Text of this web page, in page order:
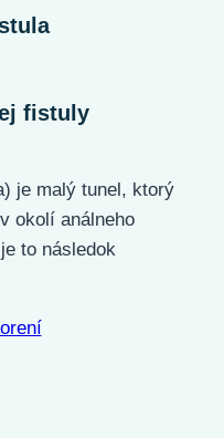
fistuly
je malý tunel, ktorý
okolí análneho
to následok